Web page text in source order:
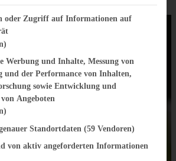
eine Liste der Zwecke des IAB Transparency and Consent
oder Zugriff auf Informationen auf
Werbung und Inhalte, Messung von
und der Performance von Inhalten,
sowie Entwicklung und
Angeboten
Standortdaten (59 Vendoren)
von aktiv angeforderten Informationen